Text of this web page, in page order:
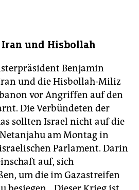
und Hisbollah
Benjamin
und die Hisbollah-Miliz
vor Angriffen auf den
Die Verbündeten der
sollten Israel nicht auf die
am Montag in
Parlament. Darin
auf, sich
um die im Gazastreifen